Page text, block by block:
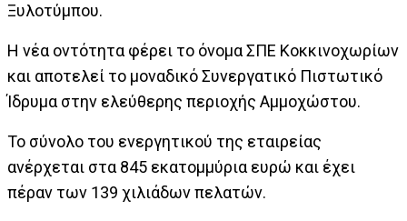
Ξυλοτύμπου.
Η νέα οντότητα φέρει το όνομα ΣΠΕ Κοκκινοχωρίων
και αποτελεί το μοναδικό Συνεργατικό Πιστωτικό
Ίδρυμα στην ελεύθερης περιοχής Αμμοχώστου.
Το σύνολο του ενεργητικού της εταιρείας
ανέρχεται στα 845 εκατομμύρια ευρώ και έχει
πέραν των 139 χιλιάδων πελατών.